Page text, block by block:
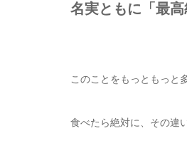
名実ともに「最高
このことをもっともっと
食べたら絶対に、その違